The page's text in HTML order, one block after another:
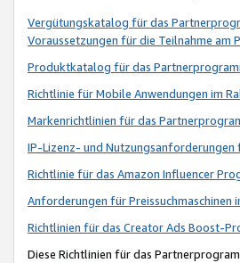
Vergütungskatalog für das
Voraussetzungen für die Teilnahme am
Produktkatalog für das
Richtlinie für Mobile Anwendungen im
Markenrichtlinien für das
IP-Lizenz- und
Richtlinie für das Amazon Influencer
Anforderungen für Preissuchmaschinen
Richtlinien für das Creator Ads Boost-
Diese Richtlinien für das